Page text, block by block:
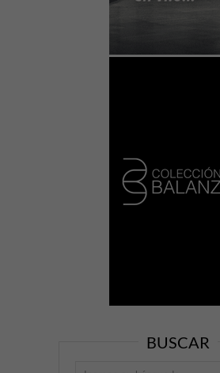
BUSCAR